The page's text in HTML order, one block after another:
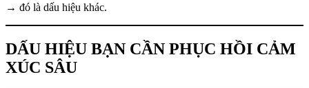
→ đó là dấu hiệu khác.
DẤU HIỆU BẠN CẦN PHỤC HỒI CẢM
XÚC SÂU